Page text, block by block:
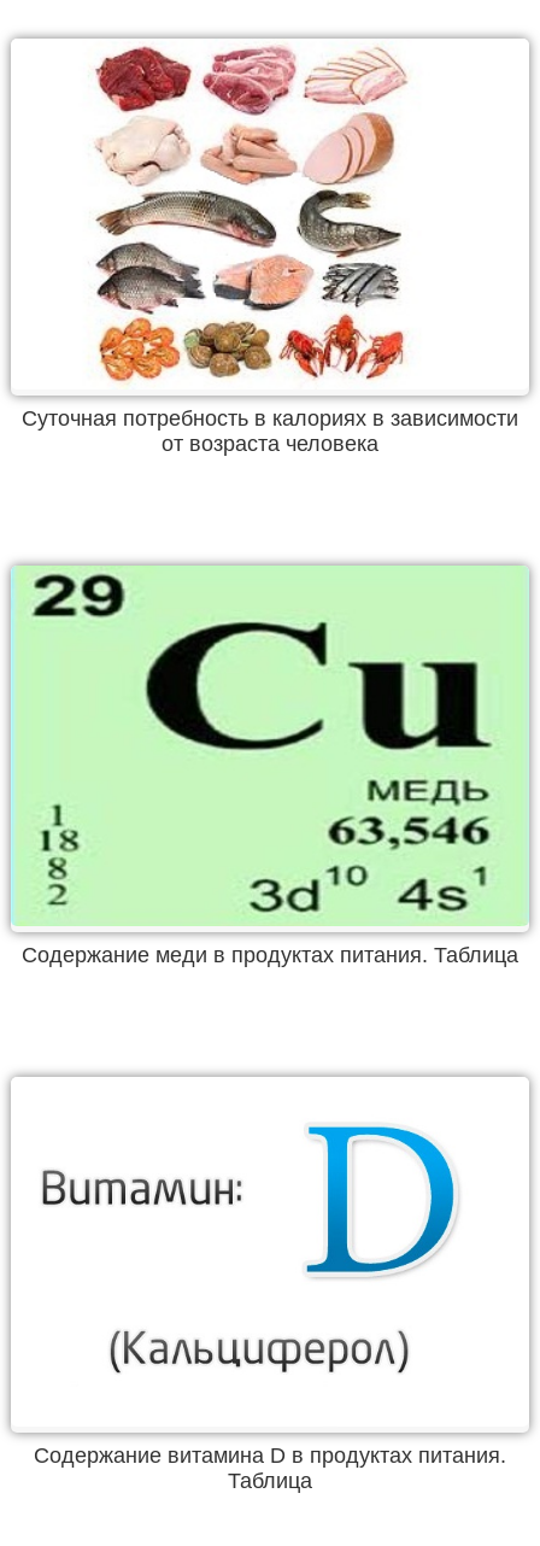
Суточная потребность в калориях в зависимости
от возраста человека
Содержание меди в продуктах питания. Таблица
Содержание витамина D в продуктах питания.
Таблица